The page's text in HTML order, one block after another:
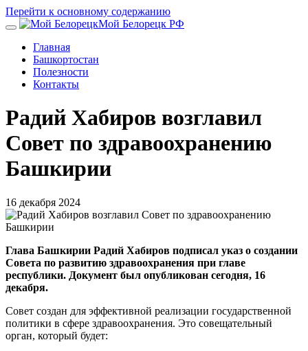
Перейти к основному содержанию
Мой Белорецк РФ
Главная
Башкортостан
Полезности
Контакты
Радий Хабиров возглавил
Совет по здравоохранению
Башкирии
16 декабря 2024
Глава Башкирии Радий Хабиров подписал указ о создании
Совета по развитию здравоохранения при главе
республики. Документ был опубликован сегодня, 16
декабря.
Совет создан для эффективной реализации государственной
политики в сфере здравоохранения. Это совещательный
орган, который будет: